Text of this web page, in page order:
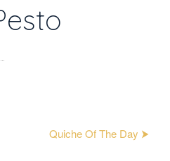
Quiche Of The Day ⮞